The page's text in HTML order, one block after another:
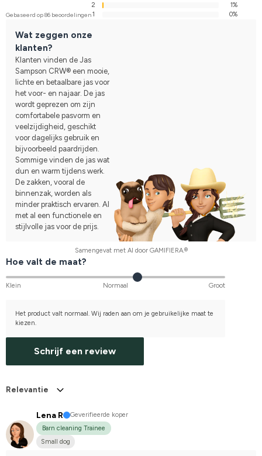
Gebaseerd op 86 beoordelingen
2
1%
1
0%
Wat zeggen onze
klanten?
Klanten vinden de Jas
Sampson CRW® een mooie,
lichte en betaalbare jas voor
het voor- en najaar. De jas
wordt geprezen om zijn
comfortabele pasvorm en
veelzijdigheid, geschikt
voor dagelijks gebruik en
bijvoorbeeld paardrijden.
Sommige vinden de jas wat
dun en warm tijdens werk.
De zakken, vooral de
binnenzak, worden als
minder praktisch ervaren. Al
met al een functionele en
stijlvolle jas voor de prijs.
Samengevat met AI door GAMIFIERA.®
Hoe valt de maat?
Klein Normaal Groot
Het product valt normaal. Wij raden aan om je gebruikelijke maat te
kiezen.
Schrijf een review
Relevantie
Lena R
Geverifieerde koper
Barn cleaning Trainee
Small dog